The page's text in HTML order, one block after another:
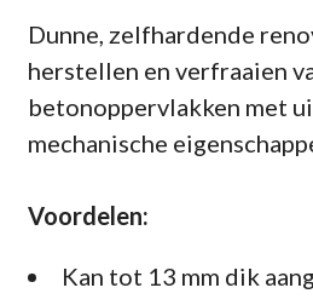
Dunne, zelfhardende
herstellen en verfraaien
betonoppervlakken met
mechanische
Voordelen:
Kan tot 13 mm dik